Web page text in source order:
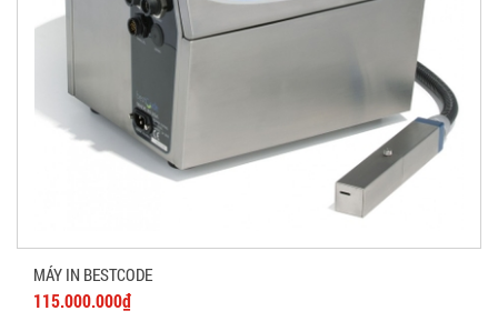
MÁY IN BESTCODE
115.000.000₫